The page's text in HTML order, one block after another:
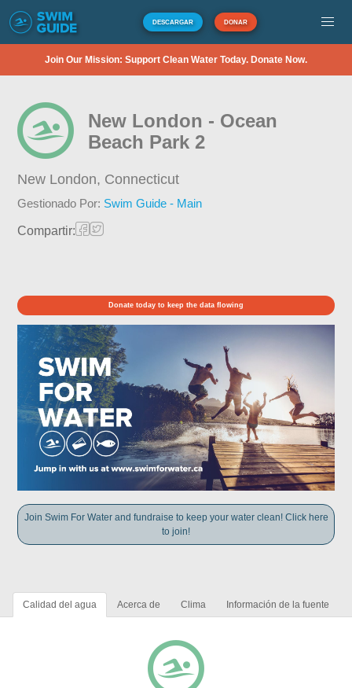
DESCARGAR DONAR
Join Our Mission: Support Clean Water Today. Donate Now.
New London - Ocean
Beach Park 2
New London, Connecticut
Gestionado Por: Swim Guide - Main
Compartir:
Donate today to keep the data flowing
Join Swim For Water and fundraise to keep your water clean! Click here
to join!
Calidad del agua Acerca de Clima Información de la fuente